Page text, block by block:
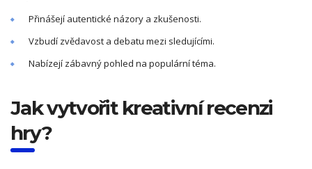
Přinášejí autentické názory a zkušenosti.
Vzbudí zvědavost a debatu mezi sledujícími.
Nabízejí zábavný pohled na populární téma.
Jak vytvořit kreativní recenzi
hry?